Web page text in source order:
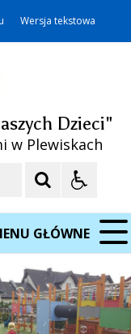
Wersja tekstowa
Dzieci"
w Plewiskach
GŁÓWNE